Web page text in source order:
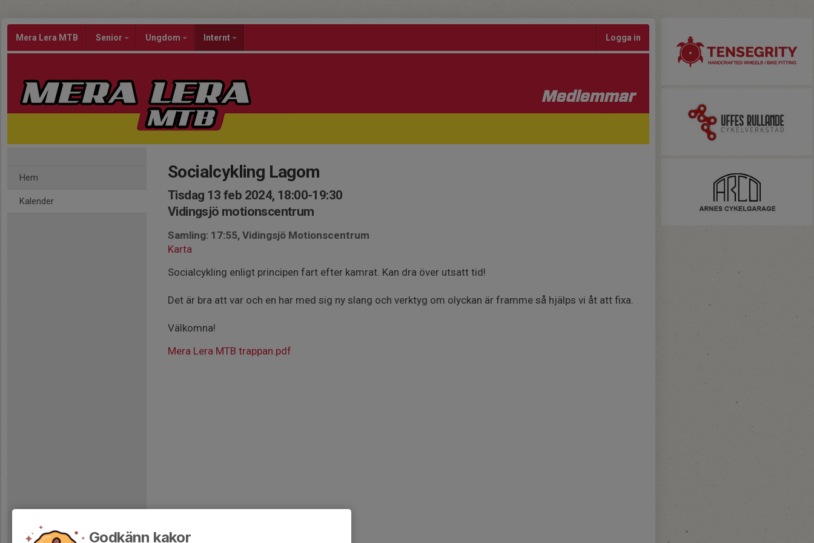
Mera Lera MTB Senior Ungdom Internt Logga in
Medlemmar
Hem
Kalender
Socialcykling Lagom
Tisdag 13 feb 2024, 18:00-19:30
Vidingsjö motionscentrum
Samling: 17:55, Vidingsjö Motionscentrum
Karta
Socialcykling enligt principen fart efter kamrat. Kan dra över utsatt tid!
Det är bra att var och en har med sig ny slang och verktyg om olyckan är framme så hjälps vi åt att fixa.
Välkomna!
Mera Lera MTB trappan.pdf
Godkänn kakor